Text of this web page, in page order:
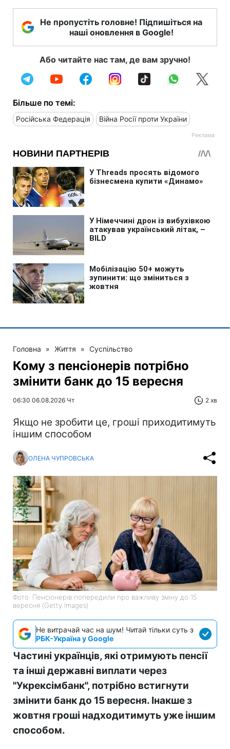
Не пропустіть головне! Підпишіться на
наші оновлення в Google!
Або читайте нас там, де вам зручно!
Більше по темі:
Російська Федерація Війна Росії проти України
Головна » Життя » Суспільство
Кому з пенсіонерів потрібно
змінити банк до 15 вересня
06:30 06.08.2026 Чт 2 хв
Якщо не зробити це, гроші приходитимуть
іншим способом
ОЛЕНА ЧУПРОВСЬКА
Фото: Пенсіонерів попередили про важливу зміну до 15
вересня (Getty Images)
Не витрачай час на шум! Читай тільки суть з
РБК-Україна у Google
Частині українців, які отримують пенсії
та інші державні виплати через
"Укрексімбанк", потрібно встигнути
змінити банк до 15 вересня. Інакше з
жовтня гроші надходитимуть уже іншим
способом.